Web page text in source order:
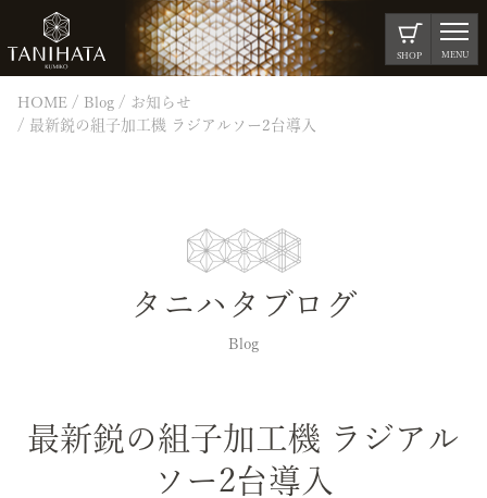
SHOP MENU
HOME Blog
お知らせ
最新鋭の組子加工機 ラジアルソー2台導入
タニハタブログ
Blog
最新鋭の組子加工機 ラジアル
ソー2台導入